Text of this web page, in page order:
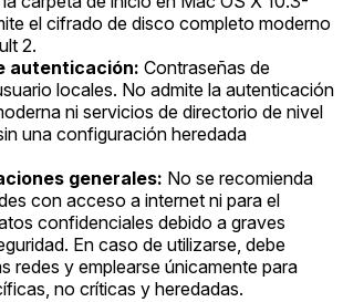
el cifrado de disco completo moderno
2.
autenticación: Contraseñas de
locales. No admite la autenticación
ni servicios de directorio de nivel
una configuración heredada
generales: No se recomienda
con acceso a internet ni para el
confidenciales debido a graves
En caso de utilizarse, debe
redes y emplearse únicamente para
no críticas y heredadas.